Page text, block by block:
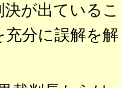
決が出ている
充分に誤解を